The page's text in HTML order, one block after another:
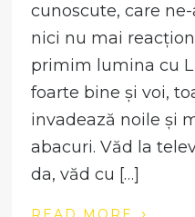
cunoscute, care
nici nu mai
primim lumina cu L
foarte bine și voi,
invadează noile și
abacuri. Văd la
da, văd cu […]